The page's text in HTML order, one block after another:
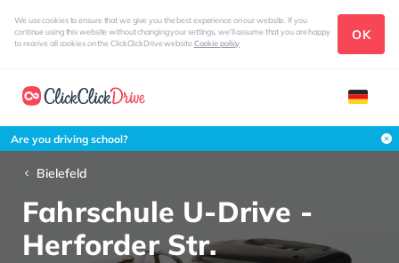
We use cookies to ensure that we give you the best experience on our website. If you
continue using this website without changing your settings, we'll assume that you are happy
to receive all cookies on the ClickClickDrive websiteCookie policy
OK
Are you driving school?
Bielefeld
Fahrschule U-Drive -
Herforder Str.